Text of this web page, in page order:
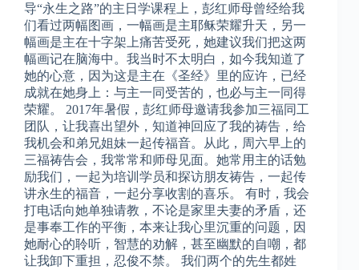
导“永生之路”的主日学课程上，彭红师母曾经给我
们看过两幅图画，一幅画是主耶稣荣耀升天，另一
幅画是主在十字架上痛苦受死，她建议我们把这两
幅画记在脑海中。我当时不太明白，如今我知道了
她的心意，因为这是主在《圣经》里的应许，已经
成就在她身上：与主一同受苦的，也必与主一同得
荣耀。 2017年暑假，彭红师母邀请我参加三福同工
团队，让我喜出望外，知道神回应了我的祷告，给
我机会和弟兄姐妹一起传福音。从此，周六早上的
三福祷告会，我常常和师母见面。她常用主的话勉
励我们，一起为培训学员和探访朋友祷告，一起传
讲永生的福音，一起分享收割的喜乐。 有时，我会
打电话向她单独请教，不论是家里夫妻的矛盾，还
是事奉工作的平衡，本来让我心里沉重的问题，因
她耐心的聆听，智慧的劝解，甚至幽默的自嘲，都
让我卸下重担，忍俊不禁。 我们两个的先生都姓